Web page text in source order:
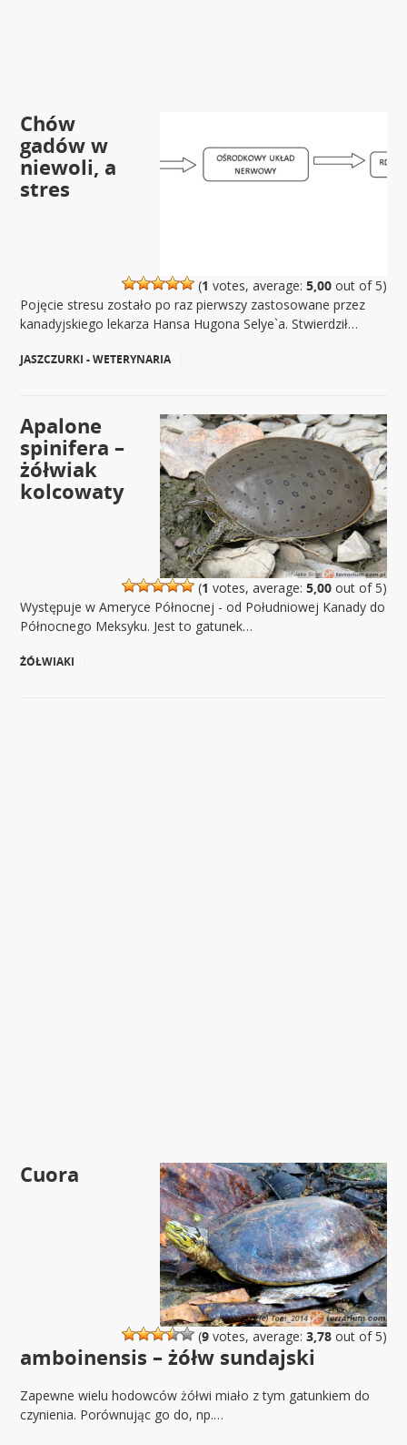
(1 votes, average: 5,00out of 5)
Chów
gadów w
niewoli, a
stres
Pojęcie stresu zostało po raz pierwszy zastosowane przez
kanadyjskiego lekarza Hansa Hugona Selye`a. Stwierdził…
JASZCZURKI - WETERYNARIA
(1 votes, average: 5,00out of 5)
Apalone
spinifera –
żółwiak
kolcowaty
Występuje w Ameryce Północnej - od Południowej Kanady do
Północnego Meksyku. Jest to gatunek…
ŻÓŁWIAKI
(9votes, average: 3,78out of 5)
Cuora
amboinensis – żółw sundajski
Zapewne wielu hodowców żółwi miało z tym gatunkiem do
czynienia. Porównując go do, np.…